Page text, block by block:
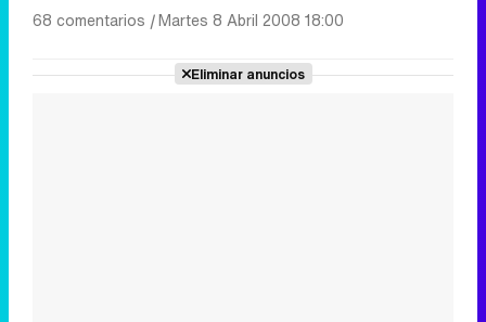
68 comentarios |Martes 8 Abril 2008 18:00
Eliminar anuncios